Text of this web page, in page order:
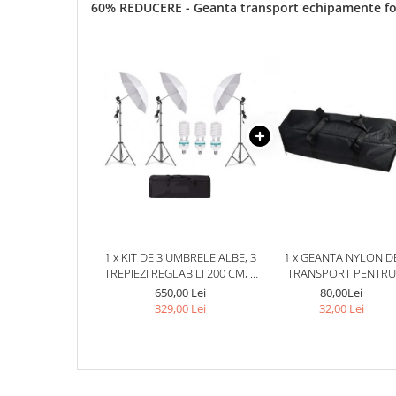
60% REDUCERE - Geanta transport echipamente
1 x KIT DE 3 UMBRELE ALBE, 3
TREPIEZI REGLABILI 200 CM, 3
BECURI 85W, GEANTA DE
TRANSPORT INCLUSA
650,00 Lei
329,00 Lei
1 x GEANTA NYLON
TRANSPORT PENTRU
ECHIPAMENTE
STUDIO,DIMENSIUNI
80,00Lei
32,00 Lei